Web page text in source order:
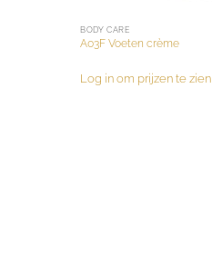
BODY CARE
A03F Voeten crème
Log in om prijzen te zien